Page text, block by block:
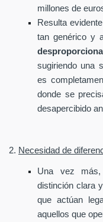
millones de
Resulta
tan genérico y
sugiriendo una
es
donde se
desapercibido
2. Necesidad de
Una vez
distinción clara
que actúan
aquellos que